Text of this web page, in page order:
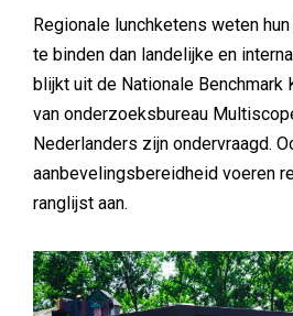
Regionale lunchketens weten
te binden dan landelijke en
blijkt uit de Nationale Benchmark
van onderzoeksbureau
Nederlanders zijn ondervraagd.
aanbevelingsbereidheid voeren
ranglijst aan.